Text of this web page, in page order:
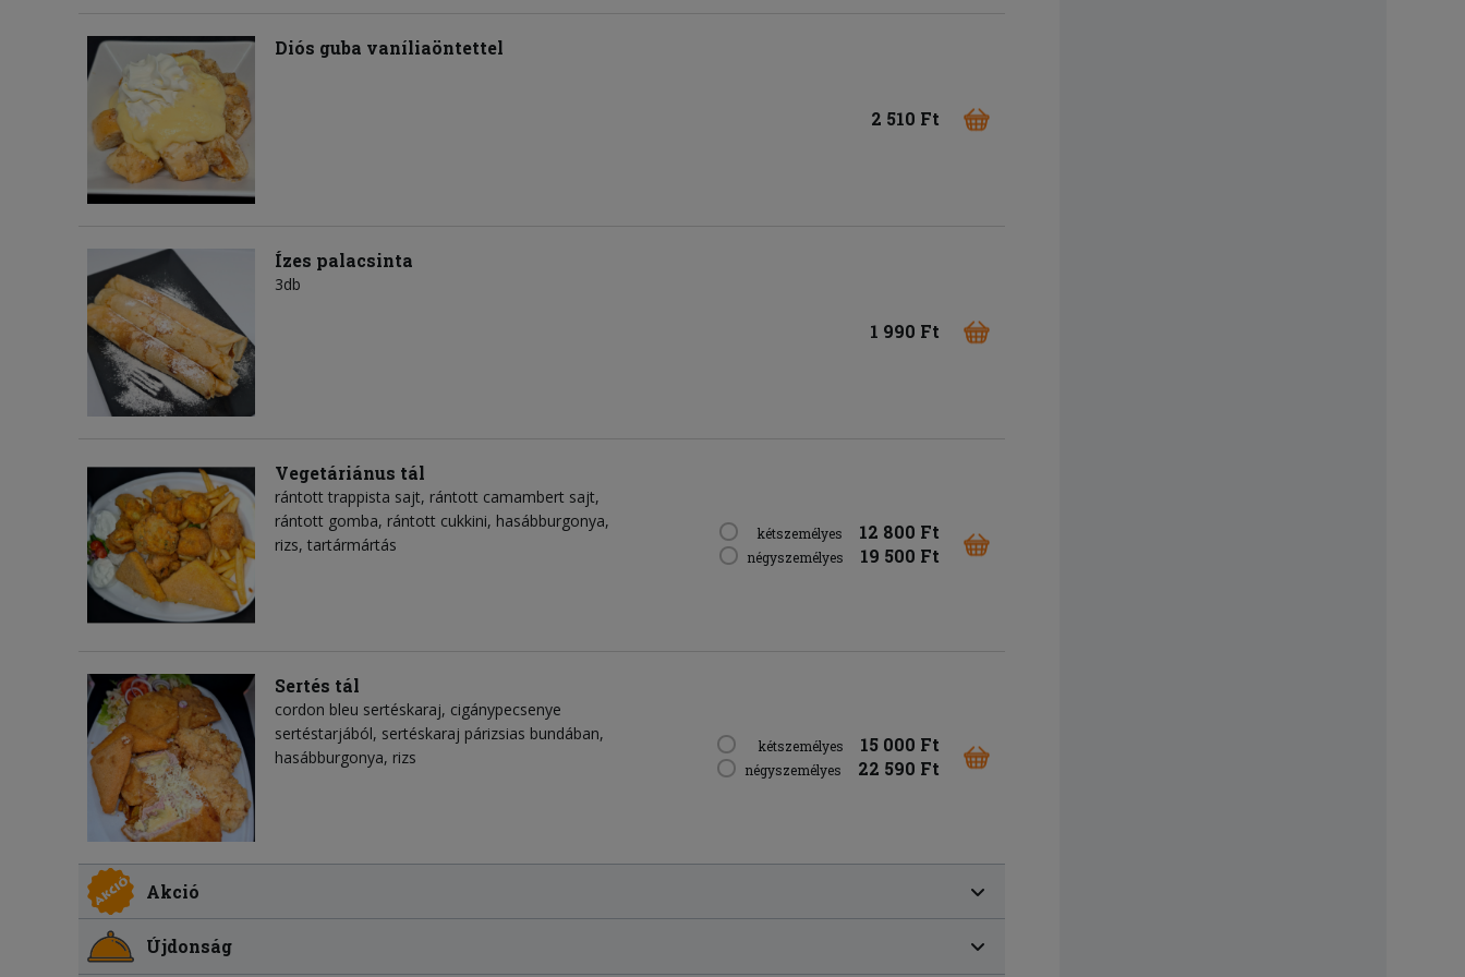
Diós guba vaníliaöntettel
2 510 Ft
Ízes palacsinta
3db
1 990 Ft
Vegetáriánus tál
rántott trappista sajt, rántott camambert sajt,
rántott gomba, rántott cukkini, hasábburgonya,
rizs, tartármártás
kétszemélyes 12 800 Ft
négyszemélyes 19 500 Ft
Sertés tál
cordon bleu sertéskaraj, cigánypecsenye
sertéstarjából, sertéskaraj párizsias bundában,
hasábburgonya, rizs
kétszemélyes 15 000 Ft
négyszemélyes 22 590 Ft
Akció
Újdonság